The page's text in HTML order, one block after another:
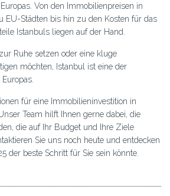
Von den Immobilienpreisen in
EU-Städten bis hin zu den Kosten für das
Istanbuls liegen auf der Hand.
Ruhe setzen oder eine kluge
möchten, Istanbul ist eine der
für eine Immobilieninvestition in
Team hilft Ihnen gerne dabei, die
die auf Ihr Budget und Ihre Ziele
Sie uns noch heute und entdecken
der beste Schritt für Sie sein könnte.